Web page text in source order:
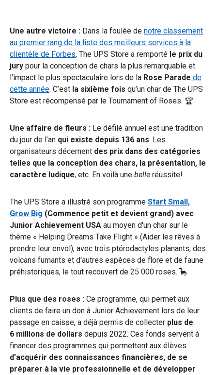
Une autre victoire : Dans la foulée de notre classement
au premier rang de la liste des meilleurs services à la
clientèle de Forbes, The UPS Store a remporté le prix du
jury pour la conception de chars la plus remarquable et
l'impact le plus spectaculaire lors de la Rose Parade de
cette année. C’est la sixième fois qu’un char de The UPS
Store est récompensé par le Tournament of Roses. 🏆
Une affaire de fleurs : Le défilé annuel est une tradition
du jour de l’an qui existe depuis 136 ans. Les
organisateurs décernent des prix dans des catégories
telles que la conception des chars, la présentation, le
caractère ludique, etc. En voilà une belle réussite!
The UPS Store a illustré son programme Start Small,
Grow Big (Commence petit et devient grand) avec
Junior Achievement USA au moyen d'un char sur le
thème « Helping Dreams Take Flight » (Aider les rêves à
prendre leur envol), avec trois ptérodactyles planants, des
volcans fumants et d'autres espèces de flore et de faune
préhistoriques, le tout recouvert de 25 000 roses. 🦕
Plus que des roses : Ce programme, qui permet aux
clients de faire un don à Junior Achievement lors de leur
passage en caisse, a déjà permis de collecter plus de
6 millions de dollars depuis 2022. Ces fonds servent à
financer des programmes qui permettent aux élèves
d’acquérir des connaissances financières, de se
préparer à la vie professionnelle et de développer